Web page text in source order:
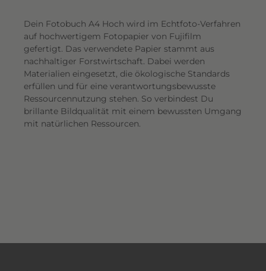
Dein Fotobuch A4 Hoch wird im Echtfoto-Verfahren
auf hochwertigem Fotopapier von Fujifilm
gefertigt. Das verwendete Papier stammt aus
nachhaltiger Forstwirtschaft. Dabei werden
Materialien eingesetzt, die ökologische Standards
erfüllen und für eine verantwortungsbewusste
Ressourcennutzung stehen. So verbindest Du
brillante Bildqualität mit einem bewussten Umgang
mit natürlichen Ressourcen.